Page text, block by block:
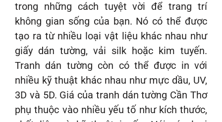
trong những cách tuyệt vời để trang trí
không gian sống của bạn. Nó có thể được
tạo ra từ nhiều loại vật liệu khác nhau như
giấy dán tường, vải silk hoặc kim tuyến.
Tranh dán tường còn có thể được in với
nhiều kỹ thuật khác nhau như mực dầu, UV,
3D và 5D. Giá của tranh dán tường Cần Thơ
phụ thuộc vào nhiều yếu tố như kích thước,